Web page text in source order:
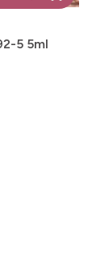
5 5ml
do ostatniej